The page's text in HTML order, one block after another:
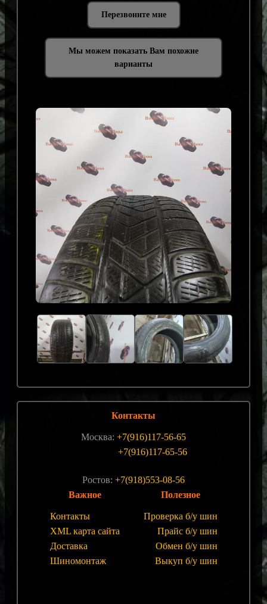
Мы можем показать Вам похожие
варианты
Контакты
Москва: +7(916)117-56-65
+7(916)117-65-56
Ростов: +7(918)553-08-56
Важное
Контакты
XML карта сайта
Доставка
Шиномонтаж
Полезное
Проверка б/у шин
Прайс б/у шин
Обмен б/у шин
Выкуп б/у шин